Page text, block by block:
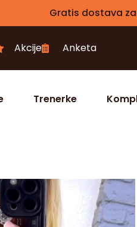
Gratis dostava
Akcije Anketa
Trenerke